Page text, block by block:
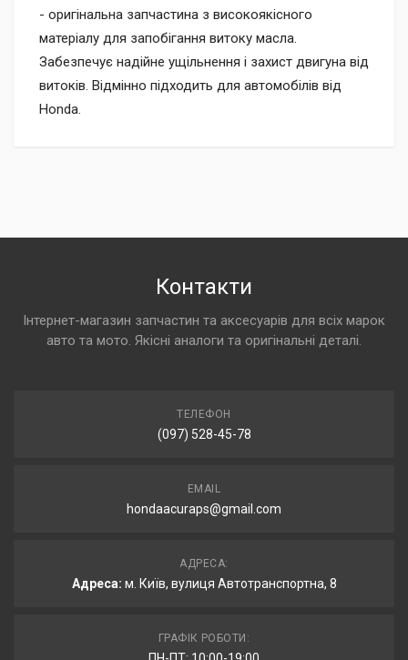
- оригінальна запчастина з високоякісного
матеріалу для запобігання витоку масла.
Забезпечує надійне ущільнення і захист двигуна від
витоків. Відмінно підходить для автомобілів від
Honda.
Контакти
Інтернет-магазин запчастин та аксесуарів для всіх марок
авто та мото. Якісні аналоги та оригінальні деталі.
ТЕЛЕФОН
(097) 528-45-78
EMAIL
hondaacuraps@gmail.com
АДРЕСА:
Адреса: м. Київ, вулиця Автотранспортна, 8
ГРАФІК РОБОТИ: